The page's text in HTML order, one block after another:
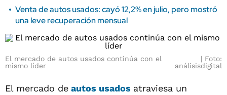
Venta de autos usados: cayó 12,2% en julio, pero mostró
una leve recuperación mensual
El mercado de autos usados continúa con el
mismo líder
Foto:
análisisdigital
El mercado de autos usados atraviesa un